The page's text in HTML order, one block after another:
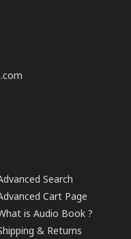
Search
Cart Page
is Audio Book ?
& Returns